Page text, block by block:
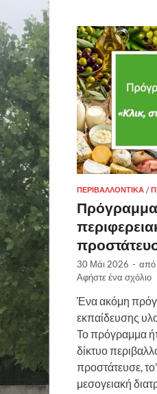
ΠΕΡΙΒΑΛΛΟΝΤΙΚΆ /
Πρόγραμμα
30 Μάι 2026 - από
Αφήστε ένα σχόλιο
Ένα ακόμη
εκπαίδευσης
Το πρόγραμμα
δίκτυο
προστάτευσε, το”
μεσογειακή